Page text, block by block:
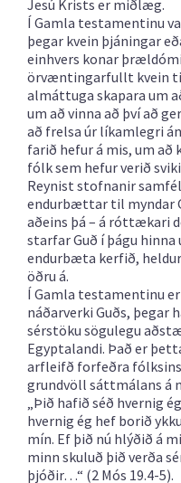
Jesú Krists er miðlæg.
Í Gamla testamentinu
þegar kvein þjáningar
einhvers konar
örvæntingarfullt kvein
almáttuga skapara um
um að vinna að því að
að frelsa úr líkamlegri
farið hefur á mis, um
fólk sem hefur verið
Reynist stofnanir
endurbættar til myndar
aðeins þá – á róttækari
starfar Guð í þágu
endurbæta kerfið,
öðru á.
Í Gamla testamentinu
náðarverki Guðs, þegar
sérstöku sögulegu
Egyptalandi. Það er
arfleifð forfeðra fólksins
grundvöll sáttmálans á
„Þið hafið séð hvernig
hvernig ég hef borið
mín. Ef þið nú hlýðið á
minn skuluð þið verða
þjóðir…“ (2 Mós 19.4-5).